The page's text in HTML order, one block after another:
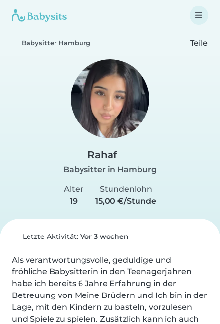
Babysitter Hamburg Teile
Rahaf
Babysitter in Hamburg
Alter
19
Stundenlohn
15,00 €/Stunde
Letzte Aktivität: Vor 3 wochen
Als verantwortungsvolle, geduldige und
fröhliche Babysitterin in den Teenagerjahren
habe ich bereits 6 Jahre Erfahrung in der
Betreuung von Meine Brüdern und Ich bin in der
Lage, mit den Kindern zu basteln, vorzulesen
und Spiele zu spielen. Zusätzlich kann ich auch